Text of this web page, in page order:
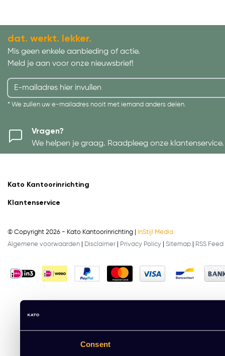
Consent
dat. werkt. lekker.
Mis geen enkele aanbieding of actie.
Meld je aan voor onze nieuwsbrief!
* We zullen uw e-mailadres nooit met iemand anders delen.
Vragen?
We helpen je graag. Raadpleeg onze klantenservice.
Kato Kantoorinrichting
Klantenservice
© Copyright 2026 - Kato Kantoorinrichting |
InStijl Media
Algemene voorwaarden
Disclaimer Privacy Policy Sitemap RSS Feed